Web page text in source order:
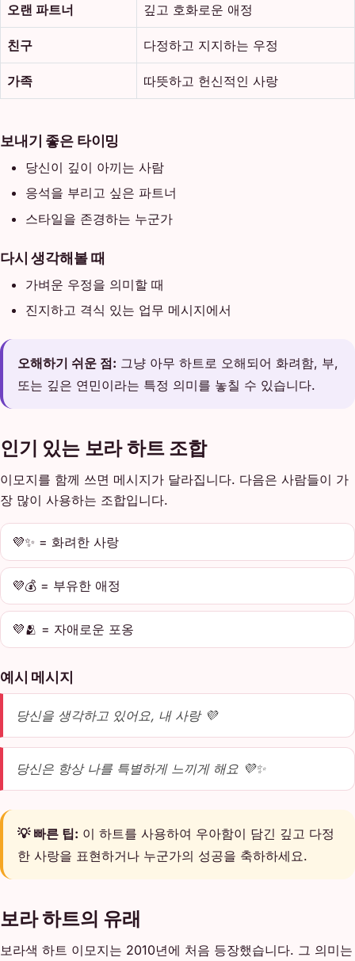
오랜 파트너 깊고 호화로운 애정
친구 다정하고 지지하는 우정
가족 따뜻하고 헌신적인 사랑
보내기 좋은 타이밍
당신이 깊이 아끼는 사람
응석을 부리고 싶은 파트너
스타일을 존경하는 누군가
다시 생각해볼 때
가벼운 우정을 의미할 때
진지하고 격식 있는 업무 메시지에서
오해하기 쉬운 점: 그냥 아무 하트로 오해되어 화려함, 부,
또는 깊은 연민이라는 특정 의미를 놓칠 수 있습니다.
인기 있는 보라 하트 조합
이모지를 함께 쓰면 메시지가 달라집니다. 다음은 사람들이 가
장 많이 사용하는 조합입니다.
💜✨ = 화려한 사랑
💜💰 = 부유한 애정
💜🫂 = 자애로운 포옹
예시 메시지
당신을 생각하고 있어요, 내 사랑 💜
당신은 항상 나를 특별하게 느끼게 해요 💜✨
💡 빠른 팁: 이 하트를 사용하여 우아함이 담긴 깊고 다정
한 사랑을 표현하거나 누군가의 성공을 축하하세요.
보라 하트의 유래
보라색 하트 이모지는 2010년에 처음 등장했습니다. 그 의미는